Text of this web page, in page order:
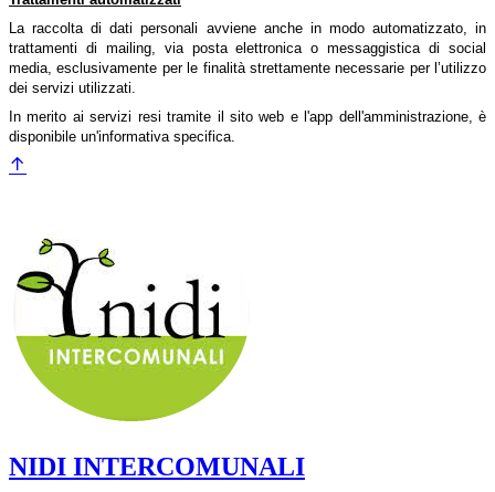
La raccolta di dati personali avviene anche in modo automatizzato, in
trattamenti di mailing, via posta elettronica o messaggistica di social
media, esclusivamente per le finalità strettamente necessarie per l’utilizzo
dei servizi utilizzati.
In merito ai servizi resi tramite il sito web e l'app dell'amministrazione, è
disponibile un'informativa specifica.
NIDI INTERCOMUNALI